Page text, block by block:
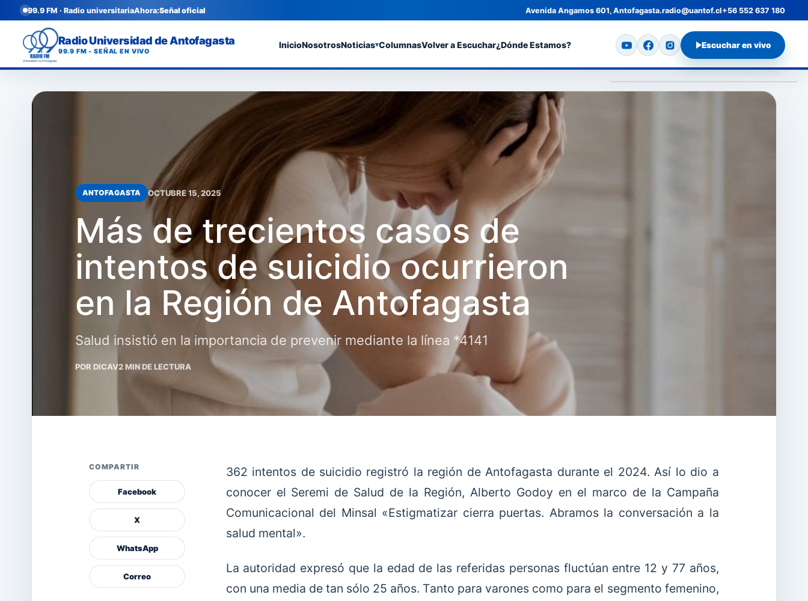
99.9 FM · Radio universitariaAhora:Señal oficial Avenida Angamos 601, Antofagasta.radio@uantof.cl+56 552 637 180
Radio Universidad de Antofagasta
99.9 FM - SEÑAL EN VIVO
InicioNosotrosNoticias▾ColumnasVolver a Escuchar¿Dónde Estamos? Escuchar en vivo
ANTOFAGASTA OCTUBRE 15, 2025
Más de trecientos casos de
intentos de suicidio ocurrieron
en la Región de Antofagasta
Salud insistió en la importancia de prevenir mediante la línea *4141
POR DICAV2 MIN DE LECTURA
COMPARTIR
Facebook
X
WhatsApp
Correo
362 intentos de suicidio registró la región de Antofagasta durante el 2024. Así lo dio a
conocer el Seremi de Salud de la Región, Alberto Godoy en el marco de la Campaña
Comunicacional del Minsal «Estigmatizar cierra puertas. Abramos la conversación a la
salud mental».
La autoridad expresó que la edad de las referidas personas fluctúan entre 12 y 77 años,
con una media de tan sólo 25 años. Tanto para varones como para el segmento femenino,